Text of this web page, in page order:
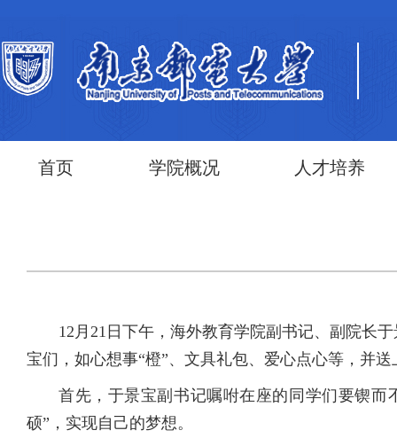
首页 学院概况 人才培养
12月21日下午，海外教育学院副书记、副院长
宝们，如心想事“橙”、文具礼包、爱心点心等，并
首先，于景宝副书记嘱咐在座的同学们要锲
硕”，实现自己的梦想。